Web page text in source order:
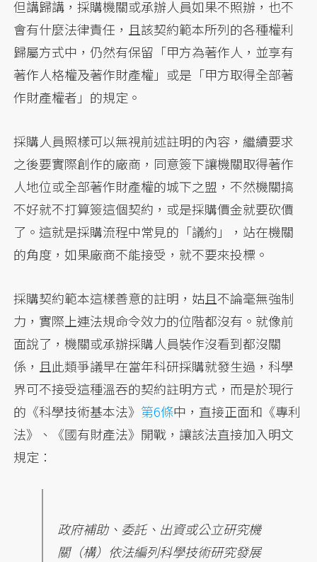
但講歸講，採購機關或承辦人員如果不照辦，也不
會有什麼法律責任，且該契約範本所列的各種權利
歸屬方式中，仍然有保留「甲方為著作人，並享有
著作人格權及著作財產權」或是「甲方取得全部著
作財產權者」的規定。
採購人員照樣可以無視前述註明的內容，繼續要求
之後要實際創作的廠商，同意簽下讓機關取得著作
人地位或全部著作財產權的城下之盟，不然機關搞
不好就不打算簽這個契約，或是採購價金就要砍價
了。這就是採購流程中常見的「議約」，站在機關
的角度，如果廠商不能接受，就不要來投標。
採購契約範本這樣善意的註明，姑且不論毫無強制
力，實際上連法規命令效力的位階都沒有。就像前
面說了，機關或承辦採購人員裝作沒看到都沒關
係，且此類爭議早在當年科研採購就發生過，科學
界可不接受這種溫吞的契約註明方式，而是於現行
的《科學技術基本法》 第6條中，直接正面和《專利
法》、《國有財產法》開戰，讓該法直接加入明文
規定：
政府補助、委託、出資或公立研究機
關（構）依法編列科學技術研究發展